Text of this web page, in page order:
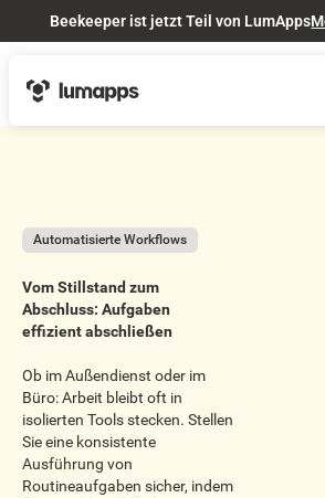
Beekeeper ist jetzt Teil von LumApps
Automatisierte Workflows
Vom Stillstand zum
Abschluss: Aufgaben
effizient abschließen
Ob im Außendienst oder im
Büro: Arbeit bleibt oft in
isolierten Tools stecken. Stellen
Sie eine konsistente
Ausführung von
Routineaufgaben sicher, indem